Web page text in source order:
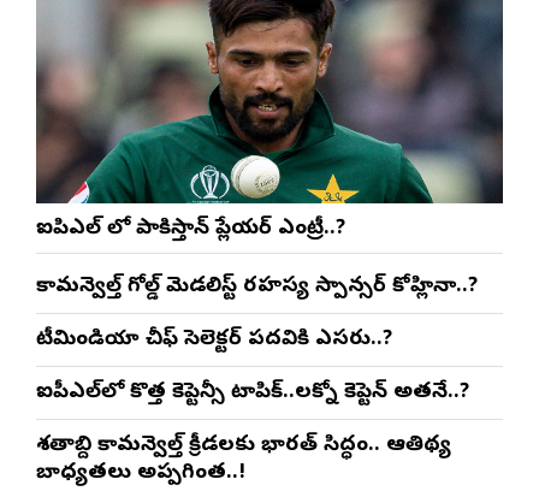
ఐపిఎల్ లో పాకిస్తాన్ ప్లేయర్ ఎంట్రీ..?
కామన్వెల్త్ గోల్డ్ మెడలిస్ట్ రహస్య స్పాన్సర్ కోహ్లినా..?
టీమిండియా చీఫ్ సెలెక్టర్ పదవికి ఎసరు..?
ఐపీఎల్‌లో కొత్త కెప్టెన్సీ టాపిక్..లక్నో కెప్టెన్ అతనే..?
శతాబ్ది కామన్వెల్త్ క్రీడలకు భారత్ సిద్ధం.. ఆతిథ్య
బాధ్యతలు అప్పగింత..!